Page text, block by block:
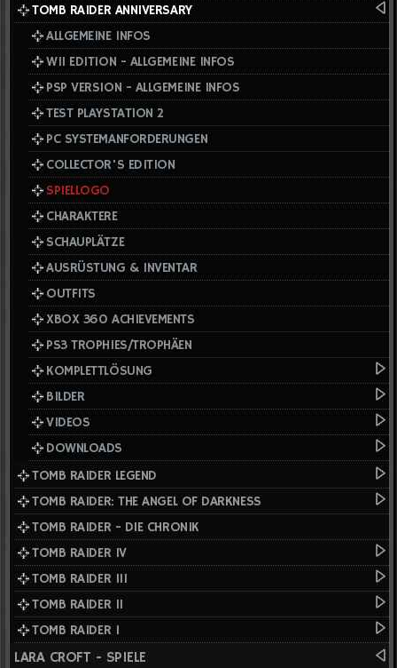
TOMB RAIDER ANNIVERSARY
ALLGEMEINE INFOS
WII EDITION - ALLGEMEINE INFOS
PSP VERSION - ALLGEMEINE INFOS
TEST PLAYSTATION 2
PC SYSTEMANFORDERUNGEN
COLLECTOR'S EDITION
SPIELLOGO
CHARAKTERE
SCHAUPLÄTZE
AUSRÜSTUNG & INVENTAR
OUTFITS
XBOX 360 ACHIEVEMENTS
PS3 TROPHIES/TROPHÄEN
KOMPLETTLÖSUNG
BILDER
VIDEOS
DOWNLOADS
TOMB RAIDER LEGEND
TOMB RAIDER: THE ANGEL OF DARKNESS
TOMB RAIDER - DIE CHRONIK
TOMB RAIDER IV
TOMB RAIDER III
TOMB RAIDER II
TOMB RAIDER I
LARA CROFT - SPIELE